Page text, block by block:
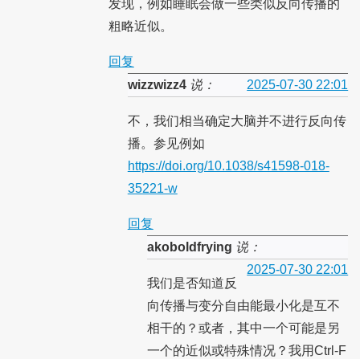
发现，例如睡眠会做一些类似反向传播的
粗略近似。
回复
wizzwizz4说： 2025-07-30 22:01
不，我们相当确定大脑并不进行反向传
播。参见例如
https://doi.org/10.1038/s41598-018-
35221-w
回复
akoboldfrying 说：
2025-07-30 22:01
我们是否知道反
向传播与变分自由能最小化是互不
相干的？或者，其中一个可能是另
一个的近似或特殊情况？我用Ctrl-F